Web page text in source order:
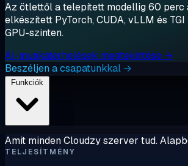
Az ötlettől a telepített modellig 60 perc
elkészített PyTorch, CUDA, vLLM és
GPU-szinten.
AI-munkaterhelések megtekintése →
Beszéljen a csapatunkkal →
Amit minden Cloudzy szerver tud.
TELJESÍTMÉNY